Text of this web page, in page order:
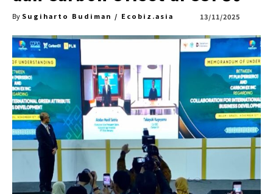
By Sugiharto Budiman / Ecobiz.asia 13/11/2025